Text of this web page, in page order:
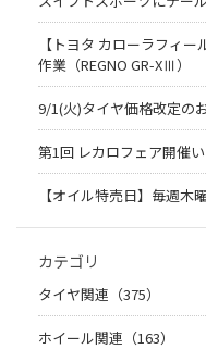
【トヨタ カローラフィー
作業（REGNO GR-XⅢ）
9/1(火)タイヤ価格改定の
第1回 レカロフェア開催
【オイル特売日】毎週木
カテゴリ
タイヤ関連（375）
ホイール関連（163）